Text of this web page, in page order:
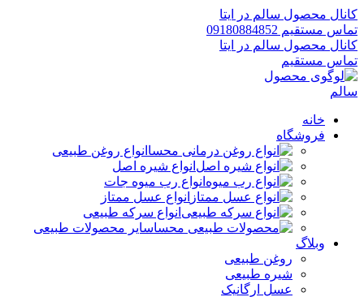
کانال محصول سالم در ایتا
تماس مستقیم 09180884852
کانال محصول سالم در ایتا
تماس مستقیم
خانه
فروشگاه
انواع روغن طبیعی
انواع شیره اصل
انواع رب میوه جات
انواع عسل ممتاز
انواع سرکه طبیعی
سایر محصولات طبیعی
وبلاگ
روغن طبیعی
شیره طبیعی
عسل ارگانیک